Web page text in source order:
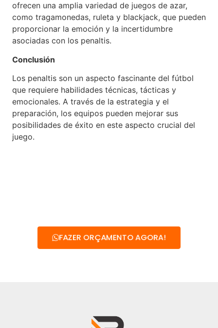
ofrecen una amplia variedad de juegos de azar,
como tragamonedas, ruleta y blackjack, que pueden
proporcionar la emoción y la incertidumbre
asociadas con los penaltis.
Conclusión
Los penaltis son un aspecto fascinante del fútbol
que requiere habilidades técnicas, tácticas y
emocionales. A través de la estrategia y el
preparación, los equipos pueden mejorar sus
posibilidades de éxito en este aspecto crucial del
juego.
FAZER ORÇAMENTO AGORA!